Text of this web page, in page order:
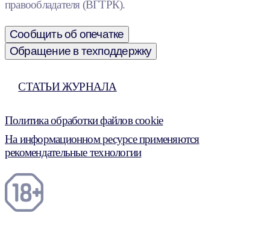
правообладателя (ВГТРК).
Сообщить об опечатке
Обращение в техподдержку
СТАТЬИ ЖУРНАЛА
Политика обработки файлов cookie
На информационном ресурсе применяются
рекомендательные технологии